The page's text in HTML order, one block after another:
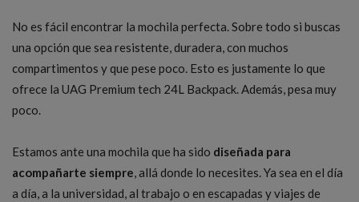
No es fácil encontrar la mochila perfecta. Sobre todo si buscas
una opción que sea resistente, duradera, con muchos
compartimentos y que pese poco. Esto es justamente lo que
ofrece la UAG Premium tech 24L Backpack. Además, pesa muy
poco.
Estamos ante una mochila que ha sido diseñada para
acompañarte siempre, allá donde lo necesites. Ya sea en el día
a día, a la universidad, al trabajo o en escapadas y viajes de